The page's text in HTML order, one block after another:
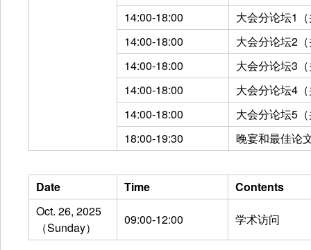
14:00-18:00
大会分论坛1
14:00-18:00
大会分论坛2
14:00-18:00
大会分论坛3
14:00-18:00
大会分论坛4
14:00-18:00
大会分论坛5
18:00-19:30
晚宴和最佳论
Date Time
Contents
Oct. 26, 2025
（Sunday）
09:00-12:00 学术访问